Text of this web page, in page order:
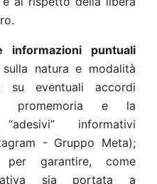
informazioni puntuali
natura e modalità
eventuali accordi
promemoria e la
informativi
- Gruppo Meta);
garantire, come
sia portata a